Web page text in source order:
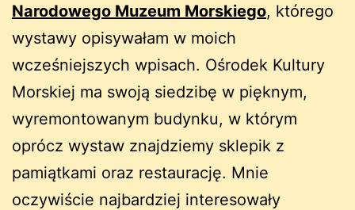
Narodowego Muzeum Morskiego, którego
wystawy opisywałam w moich
wcześniejszych wpisach. Ośrodek Kultury
Morskiej ma swoją siedzibę w pięknym,
wyremontowanym budynku, w którym
oprócz wystaw znajdziemy sklepik z
pamiątkami oraz restaurację. Mnie
oczywiście najbardziej interesowały